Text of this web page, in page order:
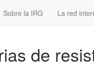
Sobre la IRG La red
de